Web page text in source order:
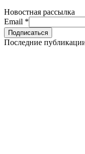
Новостная рассылка
Email *
Последние